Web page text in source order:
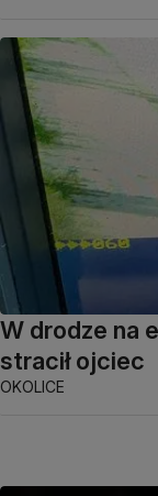
W drodze na
stracił ojciec
OKOLICE